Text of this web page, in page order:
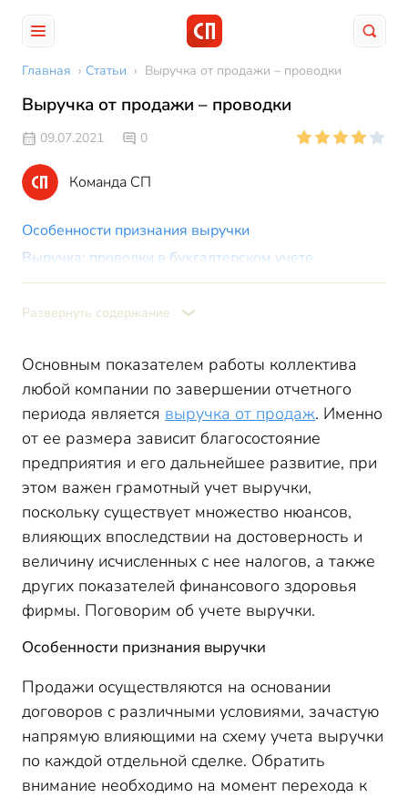
Главная › Статьи › Выручка от продажи – проводки
Выручка от продажи – проводки
09.07.2021 0
Команда СП
Особенности признания выручки
Выручка: проводки в бухгалтерском учете
Признание выручки: проводка в производственной
Развернуть содержание
Основным показателем работы коллектива
любой компании по завершении отчетного
периода является выручка от продаж. Именно
от ее размера зависит благосостояние
предприятия и его дальнейшее развитие, при
этом важен грамотный учет выручки,
поскольку существует множество нюансов,
влияющих впоследствии на достоверность и
величину исчисленных с нее налогов, а также
других показателей финансового здоровья
фирмы. Поговорим об учете выручки.
Особенности признания выручки
Продажи осуществляются на основании
договоров с различными условиями, зачастую
напрямую влияющими на схему учета выручки
по каждой отдельной сделке. Обратить
внимание необходимо на момент перехода к